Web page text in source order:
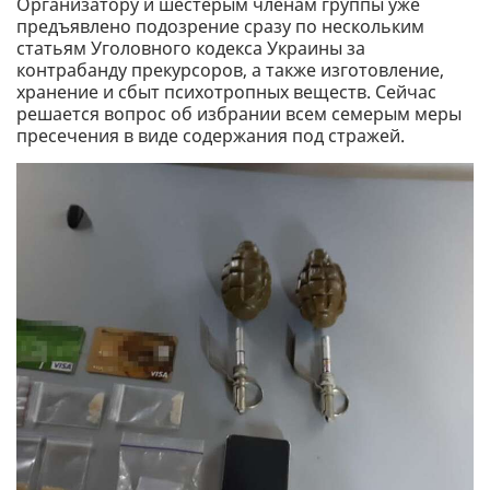
Организатору и шестерым членам группы уже
предъявлено подозрение сразу по нескольким
статьям Уголовного кодекса Украины за
контрабанду прекурсоров, а также изготовление,
хранение и сбыт психотропных веществ. Сейчас
решается вопрос об избрании всем семерым меры
пресечения в виде содержания под стражей.